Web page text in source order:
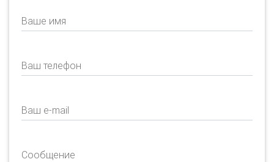
Ваше имя
Ваш телефон
Ваш e-mail
Сообщение